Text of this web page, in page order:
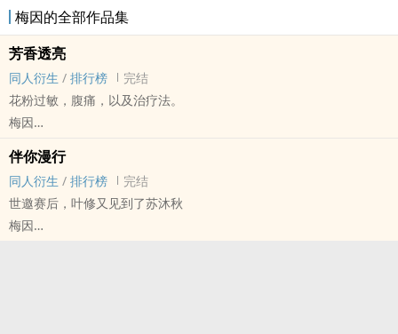
梅因的全部作品集
芳香透亮
同人衍生 / 排行榜
完结
花粉过敏，腹痛，以及治疗法。
梅因
BL - 短篇 - 完结
原作背景+ABO
伴你漫行
同人衍生 / 排行榜
完结
世邀赛后，叶修又见到了苏沐秋
梅因